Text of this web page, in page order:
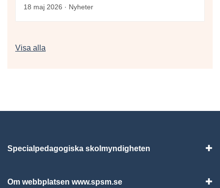
18 maj 2026 · Nyheter
Visa alla
Specialpedagogiska skolmyndigheten
Om webbplatsen www.spsm.se